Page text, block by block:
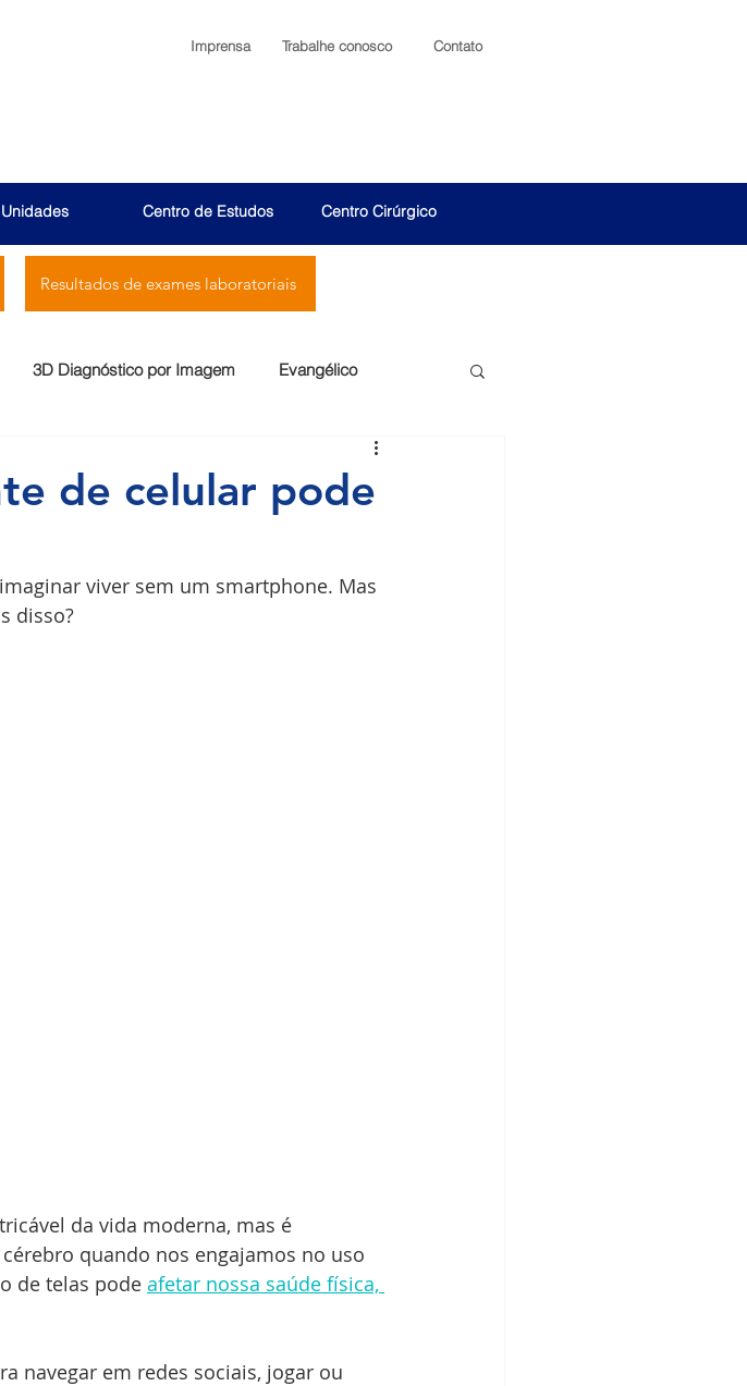
Imprensa Trabalhe conosco Contato
Unidades Centro de Estudos Centro Cirúrgico
Resultados de exames laboratoriais
3D Diagnóstico por Imagem Evangélico
de celular pode
viver sem um smartphone. Mas
disso?
da vida moderna, mas é
quando nos engajamos no uso
de telas pode afetar nossa saúde física,
navegar em redes sociais, jogar ou